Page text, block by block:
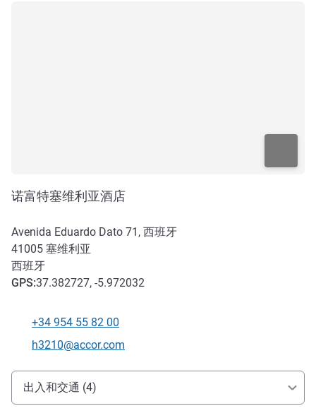
诺富特塞维利亚酒店
Avenida Eduardo Dato 71, 西班牙
41005 塞维利亚
西班牙
GPS:37.382727, -5.972032
电话
+34 954 55 82 00
联系电子邮件
h3210@accor.com
抵达和交通
出入和交通 (4)